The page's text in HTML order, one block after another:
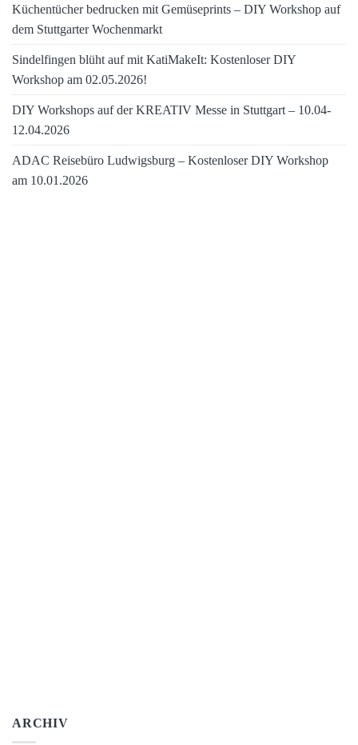
Küchentücher bedrucken mit Gemüseprints – DIY Workshop auf
dem Stuttgarter Wochenmarkt
Sindelfingen blüht auf mit KatiMakeIt: Kostenloser DIY
Workshop am 02.05.2026!
DIY Workshops auf der KREATIV Messe in Stuttgart – 10.04-
12.04.2026
ADAC Reisebüro Ludwigsburg – Kostenloser DIY Workshop
am 10.01.2026
ARCHIV